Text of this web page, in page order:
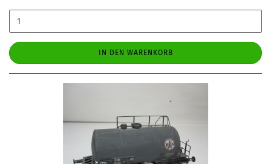
IN DEN WARENKORB